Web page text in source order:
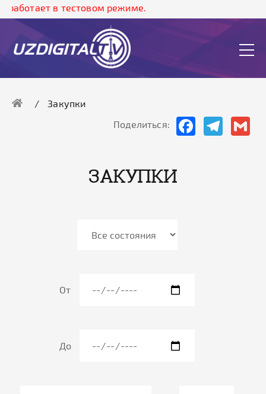
работает в тестовом режиме.
Закупки
Поделиться:
FacebookTelegram
ЗАКУПКИ
От
До